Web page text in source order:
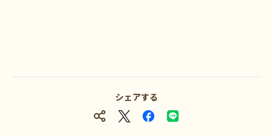
シェアする